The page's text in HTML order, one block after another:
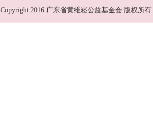
Copyright 2016 广东省黄维崧公益基金会 版权所有